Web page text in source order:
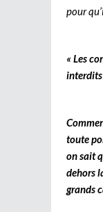
pour
« Les
toute
on sait
dehors
grands